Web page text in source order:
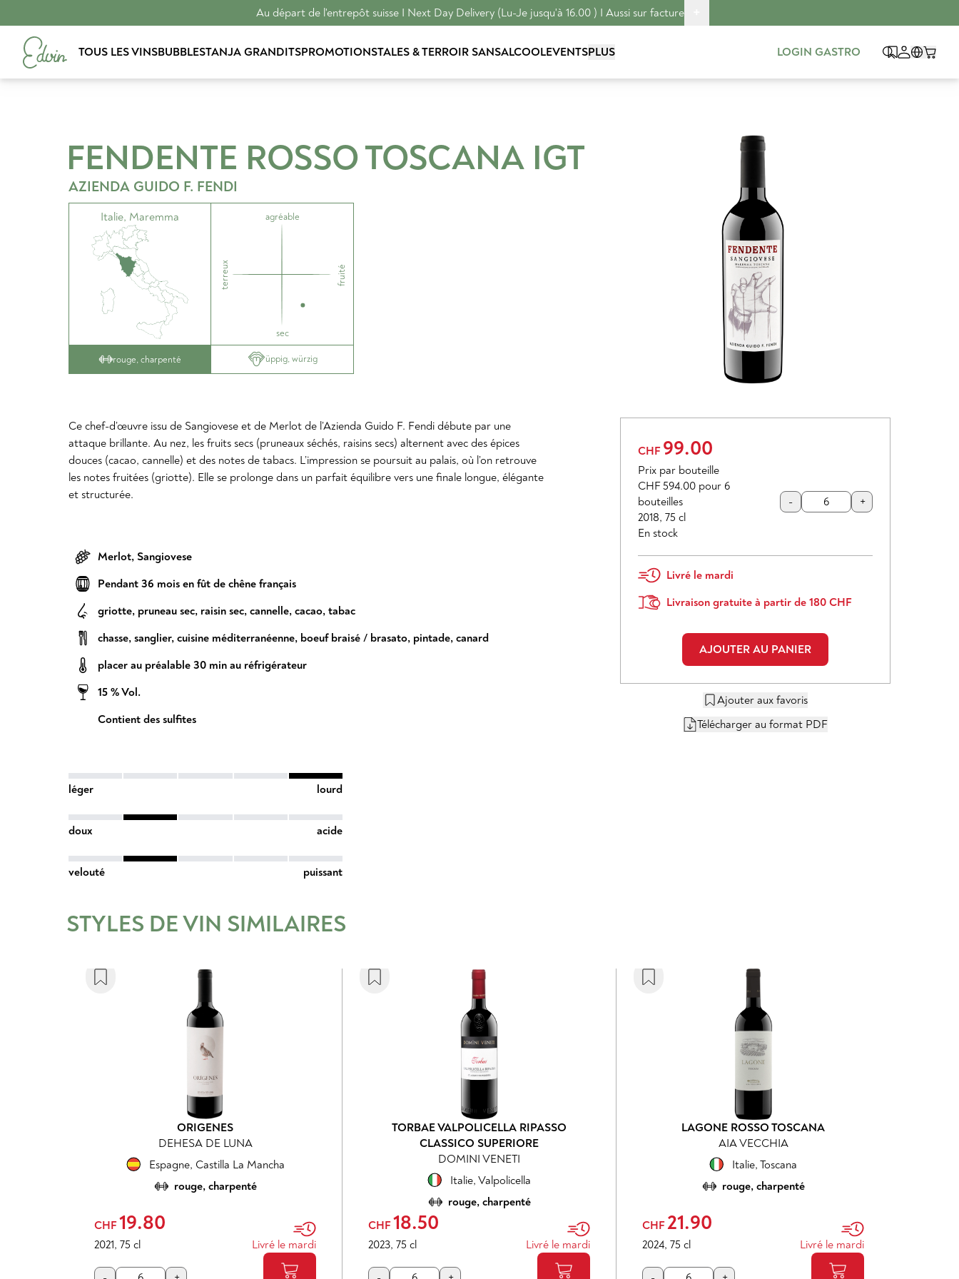
Au départ de l'entrepôt suisse I Next Day Delivery (Lu-Je jusqu'à 16.00 ) I Aussi sur facture
TOUS LES VINSBUBBLESTANJA GRANDITSPROMOTIONSTALES & TERROIR SANSALCOOLEVENTSPLUS LOGIN GASTRO
FENDENTE ROSSO TOSCANA IGT
AZIENDA GUIDO F. FENDI
Italie, Maremma agréable
terreux fruité
sec
rouge, charpenté üppig, würzig
CHF 99.00
Prix par bouteille
CHF 594.00 pour 6
bouteilles
2018,75 cl
En stock
- +
Livré le mardi
Livraison gratuite à partir de 180 CHF
AJOUTER AU PANIER
Ajouter aux favoris
Télécharger au format PDF
Ce chef-d’œuvre issu de Sangiovese et de Merlot de l’Azienda Guido F. Fendi débute par une
attaque brillante. Au nez, les fruits secs (pruneaux séchés, raisins secs) alternent avec des épices
douces (cacao, cannelle) et des notes de tabacs. L’impression se poursuit au palais, où l’on retrouve
les notes fruitées (griotte). Elle se prolonge dans un parfait équilibre vers une finale longue, élégante
et structurée.
Merlot, Sangiovese
Pendant 36 mois en fût de chêne français
griotte, pruneau sec, raisin sec, cannelle, cacao, tabac
chasse, sanglier, cuisine méditerranéenne, boeuf braisé / brasato, pintade, canard
placer au préalable 30 min au réfrigérateur
15 % Vol.
Contient des sulfites
léger lourd
doux acide
velouté puissant
STYLES DE VIN SIMILAIRES
ORIGENES
DEHESA DE LUNA
Espagne, Castilla La Mancha
rouge, charpenté
CHF 19.80
2021, 75 cl Livré le mardi
TORBAE VALPOLICELLA RIPASSO
CLASSICO SUPERIORE
DOMINI VENETI
Italie, Valpolicella
rouge, charpenté
CHF 18.50
2023, 75 cl Livré le mardi
LAGONE ROSSO TOSCANA
AIA VECCHIA
Italie,Toscana
rouge, charpenté
CHF 21.90
2024, 75 cl Livré le mardi